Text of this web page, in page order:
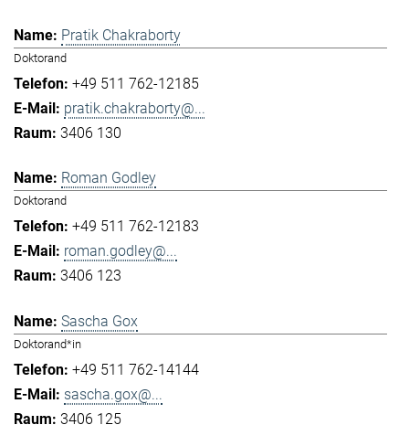
Pratik Chakraborty
Doktorand
+49 511 762-12185
pratik.chakraborty@...
3406 130
Roman Godley
Doktorand
+49 511 762-12183
roman.godley@...
3406 123
Sascha Gox
Doktorand*in
+49 511 762-14144
sascha.gox@...
3406 125